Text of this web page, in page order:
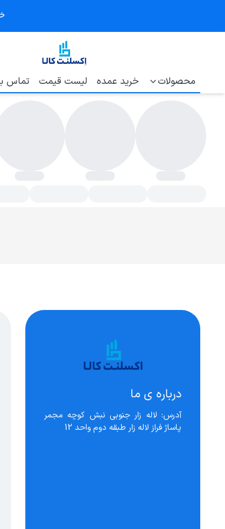
محصولات خرید عمده لیست قیمت تماس
درباره ی ما
پاساژ فراز لاله زار طبقه دوم واحد 12